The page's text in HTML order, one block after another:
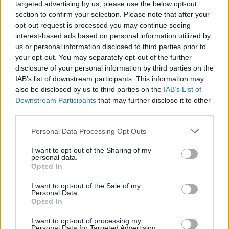
targeted advertising by us, please use the below opt-out
section to confirm your selection. Please note that after your
opt-out request is processed you may continue seeing
interest-based ads based on personal information utilized by
us or personal information disclosed to third parties prior to
your opt-out. You may separately opt-out of the further
disclosure of your personal information by third parties on the
IAB’s list of downstream participants. This information may
also be disclosed by us to third parties on the IAB’s List of
Downstream Participants that may further disclose it to other
Personal Data Processing Opt Outs
I want to opt-out of the Sharing of my
personal data.
Opted In
I want to opt-out of the Sale of my
Personal Data.
Opted In
I want to opt-out of processing my
GALÉRIA TOVÁBBI MŰTÁRGYAI